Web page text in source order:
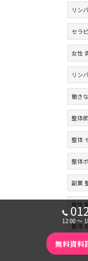
リン
セラ
女性
リン
働き
整体
整体
整体
副業
整体
整体
自宅
12:00 〜
無料資料